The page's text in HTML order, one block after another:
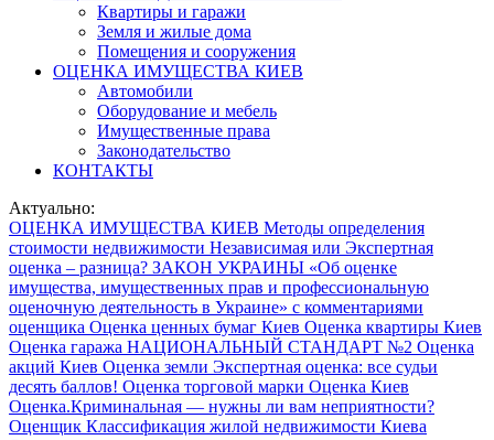
Квартиры и гаражи
Земля и жилые дома
Помещения и сооружения
ОЦЕНКА ИМУЩЕСТВА КИЕВ
Автомобили
Оборудование и мебель
Имущественные права
Законодательство
КОНТАКТЫ
Актуально:
ОЦЕНКА ИМУЩЕСТВА КИЕВ Методы определения
стоимости недвижимости Независимая или Экспертная
оценка – разница? ЗАКОН УКРАИНЫ «Об оценке
имущества, имущественных прав и профессиональную
оценочную деятельность в Украине» с комментариями
оценщика Оценка ценных бумаг Киев Оценка квартиры Киев
Оценка гаража НАЦИОНАЛЬНЫЙ СТАНДАРТ №2 Оценка
акций Киев Оценка земли Экспертная оценка: все судьи
десять баллов! Оценка торговой марки Оценка Киев
Оценка.Криминальная — нужны ли вам неприятности?
Оценщик Классификация жилой недвижимости Киева